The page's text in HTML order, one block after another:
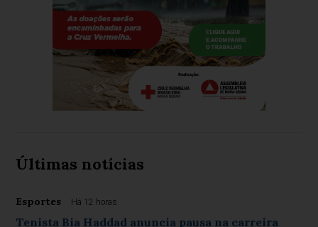
Últimas notícias
Esportes Há 12 horas
Tenista Bia Haddad anuncia pausa na carreira